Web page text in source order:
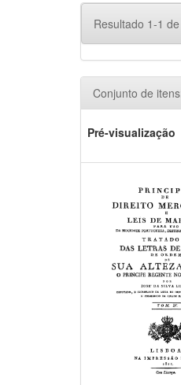
Resultado 1-1
Conjunto de
Pré-visualização